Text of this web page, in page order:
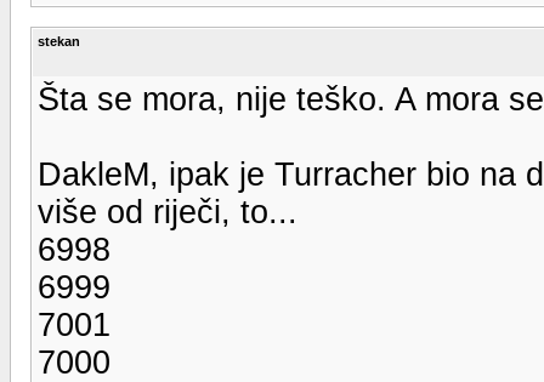
stekan
Šta se mora, nije teško. A mora
DakleM, ipak je Turracher bio na
više od riječi, to...
6998
6999
7001
7000